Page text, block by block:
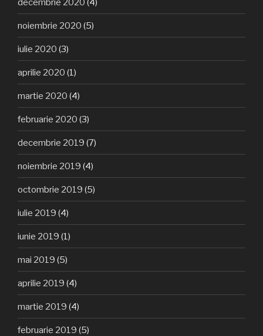
decembrie 2020 (4)
noiembrie 2020 (5)
iulie 2020 (3)
aprilie 2020 (1)
martie 2020 (4)
februarie 2020 (3)
decembrie 2019 (7)
noiembrie 2019 (4)
octombrie 2019 (5)
iulie 2019 (4)
iunie 2019 (1)
mai 2019 (5)
aprilie 2019 (4)
martie 2019 (4)
februarie 2019 (5)